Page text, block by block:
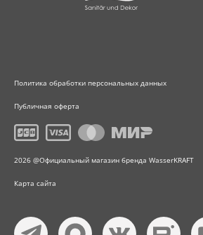
Политика обработки персональных данных
Публичная оферта
2026 @Официальный магазин бренда WasserKRAFT
Карта сайта